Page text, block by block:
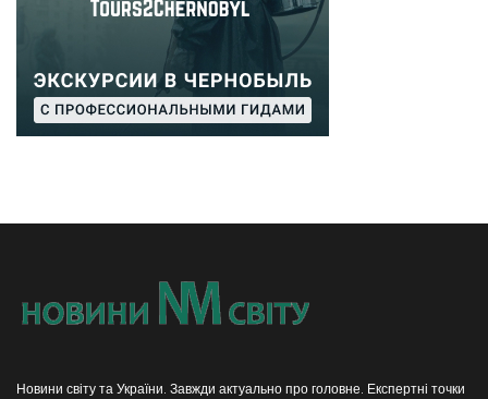
Новини світу та України. Завжди актуально про головне. Експертні точки